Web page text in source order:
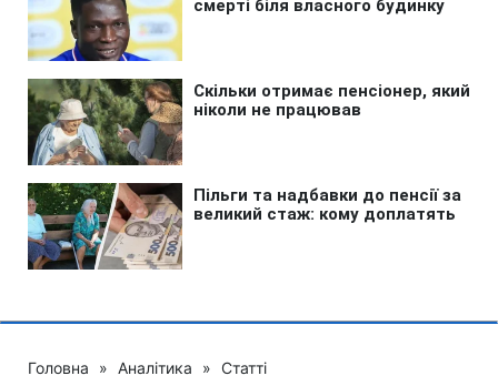
Головна » Аналітика » Статті